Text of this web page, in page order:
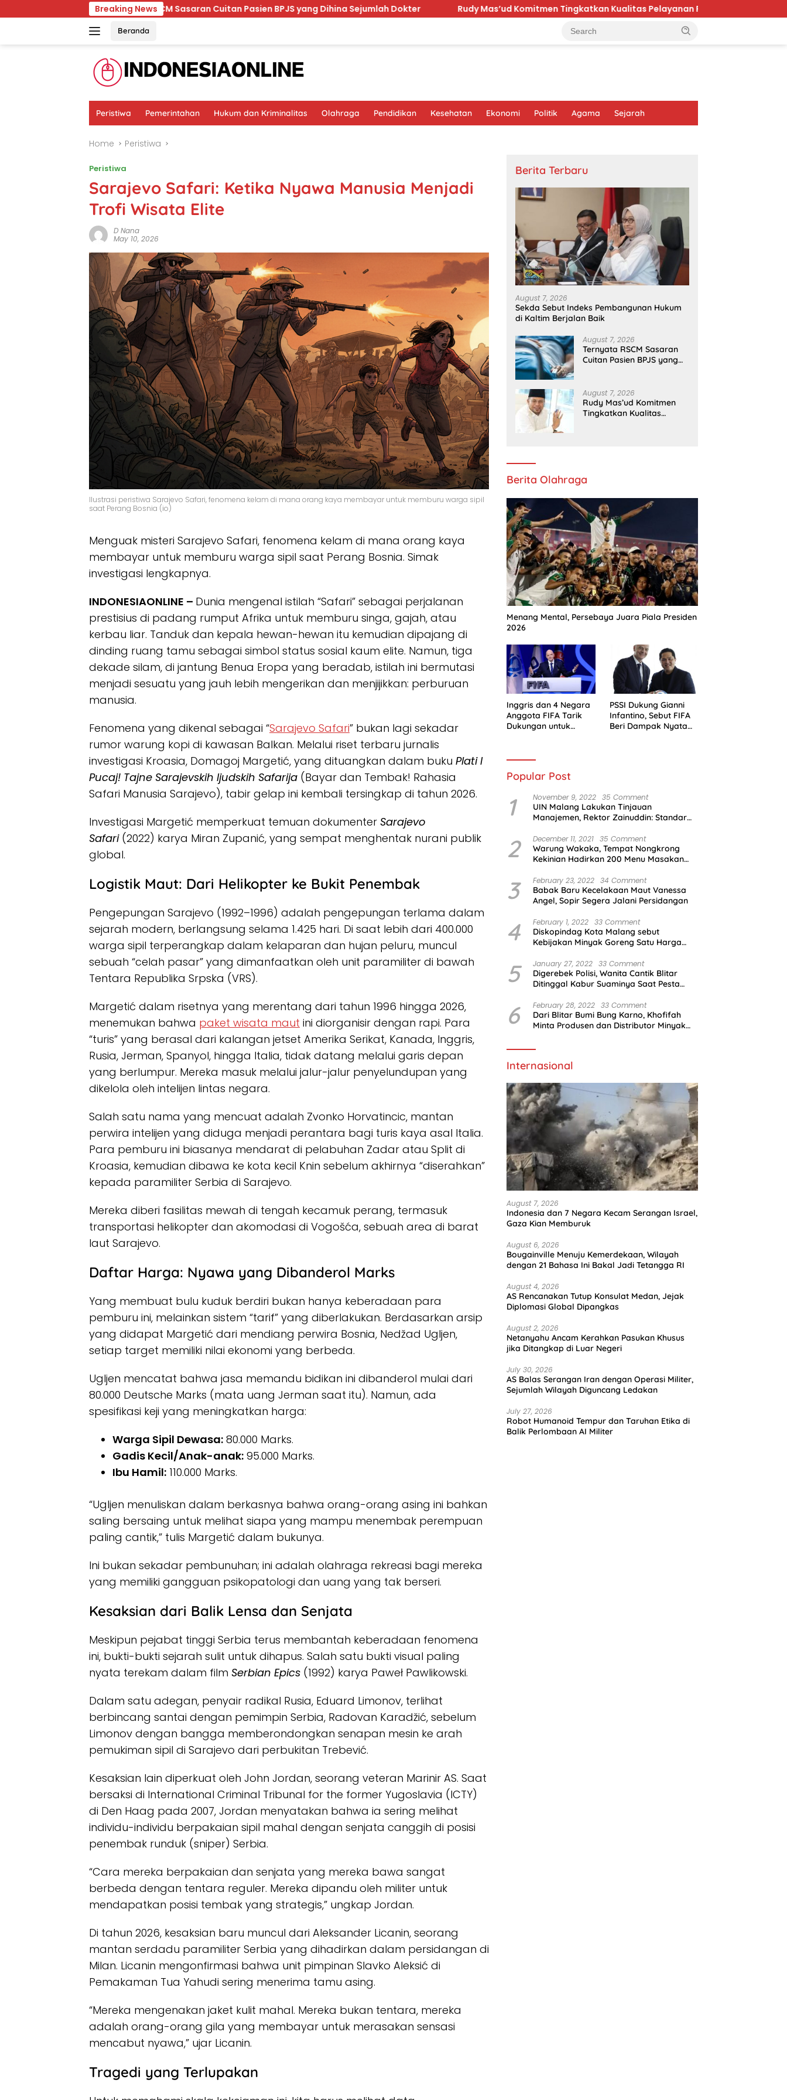
to
Breaking News
Ternyata RSCM Sasaran Cuitan Pasien BPJS yang Dihina Sejumlah Dokter Rudy Mas’ud Komitmen Tingkatkan Kualitas Pelayanan Publik di Kaltim
Beranda
Peristiwa Pemerintahan Hukum dan Kriminalitas Olahraga Pendidikan Kesehatan Ekonomi Politik Agama Sejarah
Home Peristiwa
Peristiwa
Sarajevo Safari: Ketika Nyawa Manusia Menjadi
Trofi Wisata Elite
D Nana
May 10, 2026
Ilustrasi peristiwa Sarajevo Safari, fenomena kelam di mana orang kaya membayar untuk memburu warga sipil
saat Perang Bosnia (io)
Menguak misteri Sarajevo Safari, fenomena kelam di mana orang kaya
membayar untuk memburu warga sipil saat Perang Bosnia. Simak
investigasi lengkapnya.
INDONESIAONLINE – Dunia mengenal istilah “Safari” sebagai perjalanan
prestisius di padang rumput Afrika untuk memburu singa, gajah, atau
kerbau liar. Tanduk dan kepala hewan-hewan itu kemudian dipajang di
dinding ruang tamu sebagai simbol status sosial kaum elite. Namun, tiga
dekade silam, di jantung Benua Eropa yang beradab, istilah ini bermutasi
menjadi sesuatu yang jauh lebih mengerikan dan menjijikkan: perburuan
manusia.
Fenomena yang dikenal sebagai “Sarajevo Safari” bukan lagi sekadar
rumor warung kopi di kawasan Balkan. Melalui riset terbaru jurnalis
investigasi Kroasia, Domagoj Margetić, yang dituangkan dalam buku Plati I
Pucaj! Tajne Sarajevskih Ijudskih Safarija (Bayar dan Tembak! Rahasia
Safari Manusia Sarajevo), tabir gelap ini kembali tersingkap di tahun 2026.
Investigasi Margetić memperkuat temuan dokumenter Sarajevo
Safari(2022) karya Miran Zupanić, yang sempat menghentak nurani publik
global.
Logistik Maut: Dari Helikopter ke Bukit Penembak
Pengepungan Sarajevo (1992–1996) adalah pengepungan terlama dalam
sejarah modern, berlangsung selama 1.425 hari. Di saat lebih dari 400.000
warga sipil terperangkap dalam kelaparan dan hujan peluru, muncul
sebuah “celah pasar” yang dimanfaatkan oleh unit paramiliter di bawah
Tentara Republika Srpska (VRS).
Margetić dalam risetnya yang merentang dari tahun 1996 hingga 2026,
menemukan bahwa paket wisata maut ini diorganisir dengan rapi. Para
“turis” yang berasal dari kalangan jetset Amerika Serikat, Kanada, Inggris,
Rusia, Jerman, Spanyol, hingga Italia, tidak datang melalui garis depan
yang berlumpur. Mereka masuk melalui jalur-jalur penyelundupan yang
dikelola oleh intelijen lintas negara.
Salah satu nama yang mencuat adalah Zvonko Horvatincic, mantan
perwira intelijen yang diduga menjadi perantara bagi turis kaya asal Italia.
Para pemburu ini biasanya mendarat di pelabuhan Zadar atau Split di
Kroasia, kemudian dibawa ke kota kecil Knin sebelum akhirnya “diserahkan”
kepada paramiliter Serbia di Sarajevo.
Mereka diberi fasilitas mewah di tengah kecamuk perang, termasuk
transportasi helikopter dan akomodasi di Vogošća, sebuah area di barat
laut Sarajevo.
Daftar Harga: Nyawa yang Dibanderol Marks
Yang membuat bulu kuduk berdiri bukan hanya keberadaan para
pemburu ini, melainkan sistem “tarif” yang diberlakukan. Berdasarkan arsip
yang didapat Margetić dari mendiang perwira Bosnia, Nedžad Ugljen,
setiap target memiliki nilai ekonomi yang berbeda.
Ugljen mencatat bahwa jasa memandu bidikan ini dibanderol mulai dari
80.000 Deutsche Marks (mata uang Jerman saat itu). Namun, ada
spesifikasi keji yang meningkatkan harga:
Warga Sipil Dewasa: 80.000 Marks.
Gadis Kecil/Anak-anak: 95.000 Marks.
Ibu Hamil: 110.000 Marks.
“Ugljen menuliskan dalam berkasnya bahwa orang-orang asing ini bahkan
saling bersaing untuk melihat siapa yang mampu menembak perempuan
paling cantik,” tulis Margetić dalam bukunya.
Ini bukan sekadar pembunuhan; ini adalah olahraga rekreasi bagi mereka
yang memiliki gangguan psikopatologi dan uang yang tak berseri.
Kesaksian dari Balik Lensa dan Senjata
Meskipun pejabat tinggi Serbia terus membantah keberadaan fenomena
ini, bukti-bukti sejarah sulit untuk dihapus. Salah satu bukti visual paling
nyata terekam dalam film Serbian Epics (1992) karya Paweł Pawlikowski.
Dalam satu adegan, penyair radikal Rusia, Eduard Limonov, terlihat
berbincang santai dengan pemimpin Serbia, Radovan Karadžić, sebelum
Limonov dengan bangga memberondongkan senapan mesin ke arah
pemukiman sipil di Sarajevo dari perbukitan Trebević.
Kesaksian lain diperkuat oleh John Jordan, seorang veteran Marinir AS. Saat
bersaksi di International Criminal Tribunal for the former Yugoslavia (ICTY)
di Den Haag pada 2007, Jordan menyatakan bahwa ia sering melihat
individu-individu berpakaian sipil mahal dengan senjata canggih di posisi
penembak runduk (sniper) Serbia.
“Cara mereka berpakaian dan senjata yang mereka bawa sangat
berbeda dengan tentara reguler. Mereka dipandu oleh militer untuk
mendapatkan posisi tembak yang strategis,” ungkap Jordan.
Di tahun 2026, kesaksian baru muncul dari Aleksander Licanin, seorang
mantan serdadu paramiliter Serbia yang dihadirkan dalam persidangan di
Milan. Licanin mengonfirmasi bahwa unit pimpinan Slavko Aleksić di
Pemakaman Tua Yahudi sering menerima tamu asing.
“Mereka mengenakan jaket kulit mahal. Mereka bukan tentara, mereka
adalah orang-orang gila yang membayar untuk merasakan sensasi
mencabut nyawa,” ujar Licanin.
Tragedi yang Terlupakan
Berita Terbaru
August 7, 2026
Sekda Sebut Indeks Pembangunan Hukum
di Kaltim Berjalan Baik
August 7, 2026
Ternyata RSCM Sasaran
Cuitan Pasien BPJS yang
August 7, 2026
Rudy Mas’ud Komitmen
Tingkatkan Kualitas
Berita Olahraga
Menang Mental, Persebaya Juara Piala Presiden
2026
Inggris dan 4 Negara
Anggota FIFA Tarik
Dukungan untuk
PSSI Dukung Gianni
Infantino, Sebut FIFA
Beri Dampak Nyata
Popular Post
1 November 9, 2022 35 Comment
UIN Malang Lakukan Tinjauan
Manajemen, Rektor Zainuddin: Standar
2 December 11, 2021 35 Comment
Warung Wakaka, Tempat Nongkrong
Kekinian Hadirkan 200 Menu Masakan
3 February 23, 2022 34 Comment
Babak Baru Kecelakaan Maut Vanessa
Angel, Sopir Segera Jalani Persidangan
4 February 1, 2022 33 Comment
Diskopindag Kota Malang sebut
Kebijakan Minyak Goreng Satu Harga
5 January 27, 2022 33 Comment
Digerebek Polisi, Wanita Cantik Blitar
Ditinggal Kabur Suaminya Saat Pesta
6 February 28, 2022 33 Comment
Dari Blitar Bumi Bung Karno, Khofifah
Minta Produsen dan Distributor Minyak
Internasional
August 7, 2026
Indonesia dan 7 Negara Kecam Serangan Israel,
Gaza Kian Memburuk
August 6, 2026
Bougainville Menuju Kemerdekaan, Wilayah
dengan 21 Bahasa Ini Bakal Jadi Tetangga RI
August 4, 2026
AS Rencanakan Tutup Konsulat Medan, Jejak
Diplomasi Global Dipangkas
August 2, 2026
Netanyahu Ancam Kerahkan Pasukan Khusus
jika Ditangkap di Luar Negeri
July 30, 2026
AS Balas Serangan Iran dengan Operasi Militer,
Sejumlah Wilayah Diguncang Ledakan
July 27, 2026
Robot Humanoid Tempur dan Taruhan Etika di
Balik Perlombaan AI Militer